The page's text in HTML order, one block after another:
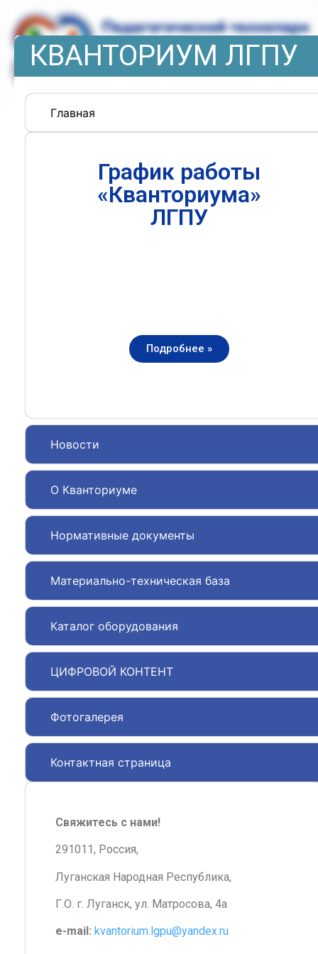
КВАНТОРИУМ ЛГПУ
Главная
Новости
О Кванториуме
Нормативные документы
Материально-техническая база
Каталог оборудования
ЦИФРОВОЙ КОНТЕНТ
Фотогалерея
Контактная страница
График работы
«Кванториума»
ЛГПУ
Подробнее »
Свяжитесь с нами!
291011, Россия,
Луганская Народная Республика,
Г.О. г. Луганск, ул. Матросова, 4а
e-mail: kvantorium.lgpu@yandex.ru